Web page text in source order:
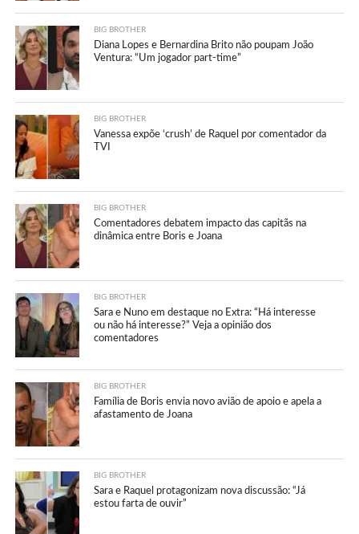
BIG BROTHER
Diana Lopes e Bernardina Brito não poupam João
Ventura: “Um jogador part-time”
BIG BROTHER
Vanessa expõe ‘crush’ de Raquel por comentador da
TVI
BIG BROTHER
Comentadores debatem impacto das capitãs na
dinâmica entre Boris e Joana
BIG BROTHER
Sara e Nuno em destaque no Extra: “Há interesse
ou não há interesse?” Veja a opinião dos
comentadores
BIG BROTHER
Família de Boris envia novo avião de apoio e apela a
afastamento de Joana
BIG BROTHER
Sara e Raquel protagonizam nova discussão: “Já
estou farta de ouvir”